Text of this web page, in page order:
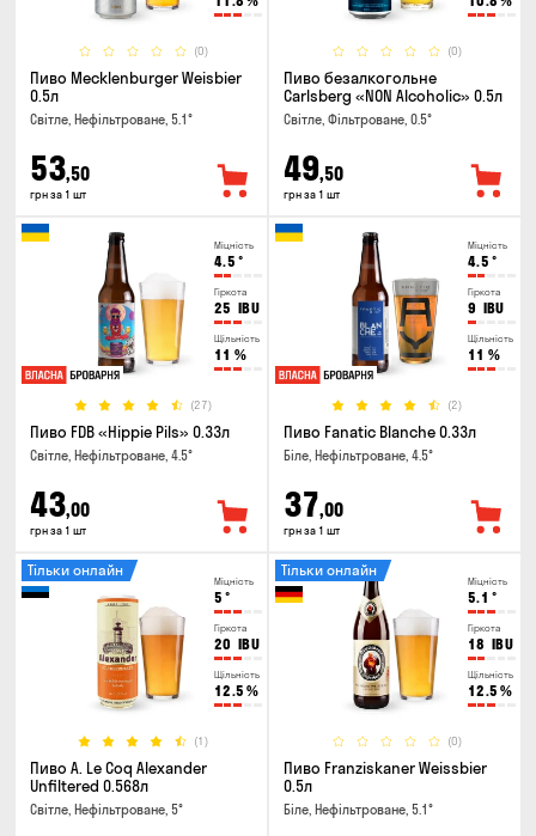
(0)
Пиво Mecklenburger Weisbier
0.5л
Світле, Нефільтроване, 5.1°
53,50
грн за 1 шт
(0)
Пиво безалкогольне
Carlsberg «NON Alcoholic» 0.5л
Світле, Фільтроване, 0.5°
49,50
грн за 1 шт
Міцність
4.5 °
Гіркота
25 IBU
Щільність
11 %
(27)
Пиво FDB «Hippie Pils» 0.33л
Світле, Нефільтроване, 4.5°
43,00
грн за 1 шт
Міцність
4.5 °
Гіркота
9 IBU
Щільність
11 %
(2)
Пиво Fanatic Blanche 0.33л
Біле, Нефільтроване, 4.5°
37,00
грн за 1 шт
Міцність
5 °
Гіркота
20 IBU
Щільність
12.5 %
(1)
Тільки онлайн
Пиво A. Le Coq Alexander
Unfiltered 0.568л
Світле, Нефільтроване, 5°
Міцність
5.1 °
Гіркота
18 IBU
Щільність
12.5 %
(0)
Тільки онлайн
Пиво Franziskaner Weissbier
0.5л
Біле, Нефільтроване, 5.1°